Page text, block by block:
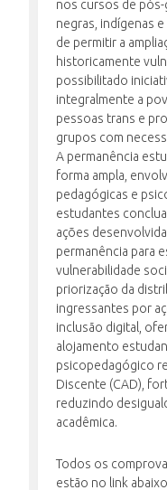
nos cursos de pós-
negras, indígenas
de permitir a
historicamente
possibilitado
integralmente a
pessoas trans e
grupos com
A permanência
forma ampla,
pedagógicas e
estudantes
ações
permanência para
vulnerabilidade
priorização da
ingressantes por
inclusão digital,
alojamento
psicopedagógico
Discente (CAD),
reduzindo
acadêmica.
Todos os
estão no link abaixo